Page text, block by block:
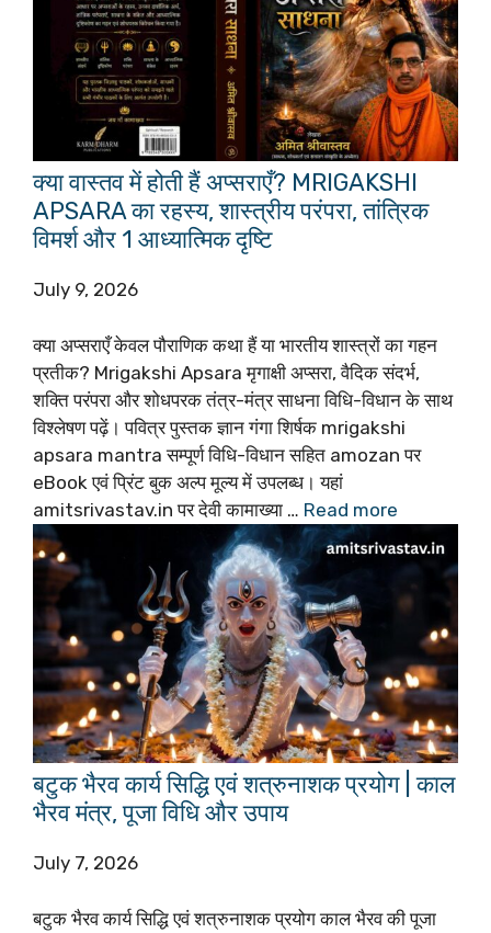
क्या वास्तव में होती हैं अप्सराएँ? MRIGAKSHI
APSARA का रहस्य, शास्त्रीय परंपरा, तांत्रिक
विमर्श और 1 आध्यात्मिक दृष्टि
July 9, 2026
क्या अप्सराएँ केवल पौराणिक कथा हैं या भारतीय शास्त्रों का गहन
प्रतीक? Mrigakshi Apsara मृगाक्षी अप्सरा, वैदिक संदर्भ,
शक्ति परंपरा और शोधपरक तंत्र-मंत्र साधना विधि-विधान के साथ
विश्लेषण पढ़ें। पवित्र पुस्तक ज्ञान गंगा शिर्षक mrigakshi
apsara mantra सम्पूर्ण विधि-विधान सहित amozan पर
eBook एवं प्रिंट बुक अल्प मूल्य में उपलब्ध। यहां
amitsrivastav.in पर देवी कामाख्या … Read more
बटुक भैरव कार्य सिद्धि एवं शत्रुनाशक प्रयोग | काल
भैरव मंत्र, पूजा विधि और उपाय
July 7, 2026
बटुक भैरव कार्य सिद्धि एवं शत्रुनाशक प्रयोग काल भैरव की पूजा